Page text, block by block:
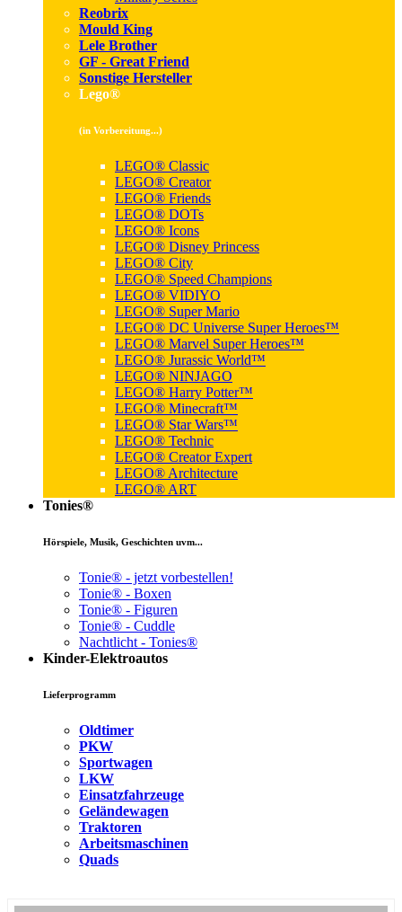
Reobrix
Mould King
Lele Brother
GF - Great Friend
Sonstige Hersteller
Lego®
(in Vorbereitung...)
LEGO® Classic
LEGO® Creator
LEGO® Friends
LEGO® DOTs
LEGO® Icons
LEGO® Disney Princess
LEGO® City
LEGO® Speed Champions
LEGO® VIDIYO
LEGO® Super Mario
LEGO® DC Universe Super Heroes™
LEGO® Marvel Super Heroes™
LEGO® Jurassic World™
LEGO® NINJAGO
LEGO® Harry Potter™
LEGO® Minecraft™
LEGO® Star Wars™
LEGO® Technic
LEGO® Creator Expert
LEGO® Architecture
LEGO® ART
Tonies®
Hörspiele, Musik, Geschichten uvm...
Tonie® - jetzt vorbestellen!
Tonie® - Boxen
Tonie® - Figuren
Tonie® - Cuddle
Nachtlicht - Tonies®
Kinder-Elektroautos
Lieferprogramm
Oldtimer
PKW
Sportwagen
LKW
Einsatzfahrzeuge
Geländewagen
Traktoren
Arbeitsmaschinen
Quads